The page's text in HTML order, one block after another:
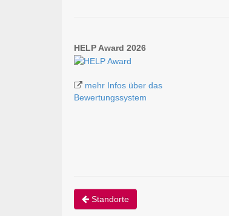
HELP Award 2026
mehr Infos über das
Bewertungssystem
Standorte